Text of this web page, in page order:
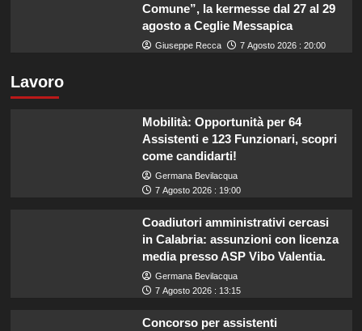
Comune”, la kermesse dal 27 al 29
agosto a Ceglie Messapica
Giuseppe Recca 7 Agosto 2026 : 20:00
Lavoro
Mobilità: Opportunità per 64
Assistenti e 123 Funzionari, scopri
come candidarti!
Germana Bevilacqua
7 Agosto 2026 : 19:00
Coadiutori amministrativi cercasi
in Calabria: assunzioni con licenza
media presso ASP Vibo Valentia.
Germana Bevilacqua
7 Agosto 2026 : 13:15
Concorso per assistenti